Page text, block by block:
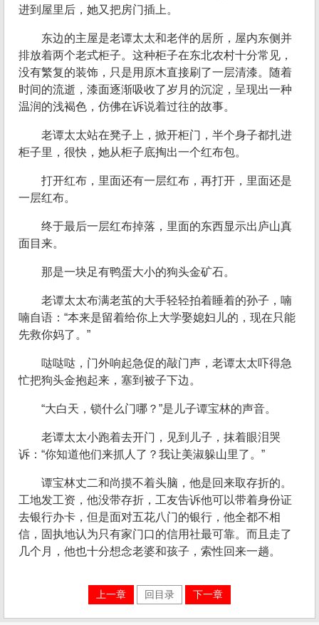
进到屋里后，她又把房门插上。
东边的主屋是老谭太太和老伴的居所，屋内东侧并
排放着两个老式柜子。这种柜子在东北农村十分常见，
没有繁复的装饰，只是用原木直接刷了一层清漆。随着
时间的流逝，漆面逐渐吸收了岁月的沉淀，呈现出一种
温润的浅褐色，仿佛在诉说着过往的故事。
老谭太太站在凳子上，掀开柜门，半个身子都扎进
柜子里，很快，她从柜子底掏出一个红布包。
打开红布，里面还有一层红布，再打开，里面还是
一层红布。
终于最后一层红布掉落，里面的东西显示出庐山真
面目来。
那是一块足有鸭蛋大小的狗头金矿石。
老谭太太布满老茧的大手轻轻拍着睡着的孙子，喃
喃自语：“本来是留着给你上大学娶媳妇儿的，现在只能
先救你妈了。”
哒哒哒，门外响起急促的敲门声，老谭太太吓得急
忙把狗头金抱起来，塞到被子下边。
“大白天，锁什么门哪？”是儿子谭宝林的声音。
老谭太太小跑着去开门，见到儿子，抹着眼泪哭
诉：“你知道他们来抓人了？我让美淑躲山里了。”
谭宝林丈二和尚摸不着头脑，他是回来取存折的。
工地发工资，他没带存折，工友告诉他可以带着身份证
去银行办卡，但是面对五花八门的银行，他全都不相
信，固执地认为只有家门口的信用社最可靠。而且走了
几个月，他也十分想念老婆和孩子，索性回来一趟。
上一章 回目录 下一章